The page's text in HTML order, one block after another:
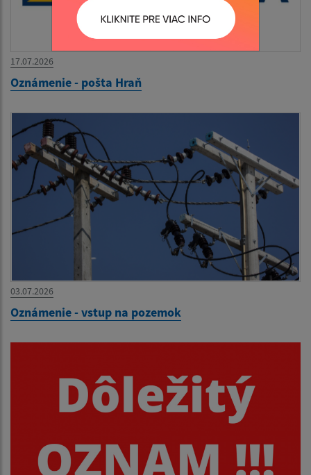
17.07.2026
Oznámenie - pošta Hraň
03.07.2026
Oznámenie - vstup na pozemok